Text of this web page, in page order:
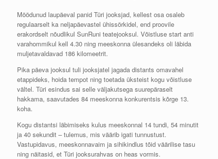
Möödunud laupäeval panid Türi jooksjad, kellest osa osaleb
regulaarselt ka neljapäevastel ühissörkidel, end proovile
erakordselt nõudlikul SunRuni teatejooksul. Võistluse start anti
varahommikul kell 4.30 ning meeskonna ülesandeks oli läbida
muljetavaldavad 186 kilomeetrit.
Pika päeva jooksul tuli jooksjatel jagada distants omavahel
etappideks, hoida tempot ning toetada üksteist kogu võistluse
vältel. Türi esindus sai selle väljakutsega suurepäraselt
hakkama, saavutades 84 meeskonna konkurentsis kõrge 13.
koha.
Kogu distantsi läbimiseks kulus meeskonnal 14 tundi, 54 minutit
ja 40 sekundit – tulemus, mis väärib igati tunnustust.
Vastupidavus, meeskonnavaim ja sihikindlus tõid väärilise tasu
ning näitasid, et Türi jooksurahvas on heas vormis.